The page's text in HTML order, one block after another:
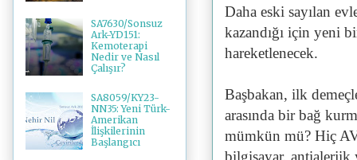
Daha eski sayılan
kazandığı için yeni
hareketlenecek.
Başbakan, ilk
arasında bir bağ
mümkün mü? Hiç
bilgisayar, antialerjik
SA7630/Sonsuz
Ark-YD151:
Kemoterapi
Nedir ve Nasıl
Çalışır?
SA8059/KY23-
NN35: Yeni Türk-
Amerikan
İlişkilerinin
Başlangıcı